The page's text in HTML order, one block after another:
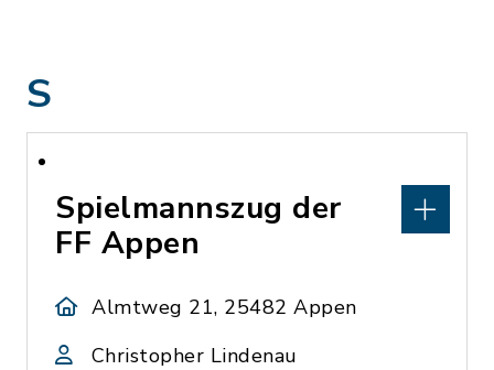
S
Spielmannszug der
FF Appen
Almtweg 21, 25482 Appen
Christopher Lindenau